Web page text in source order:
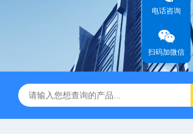
厌氧手套箱YQX-I半自动厌氧培养箱
电话咨询
扫码加微信